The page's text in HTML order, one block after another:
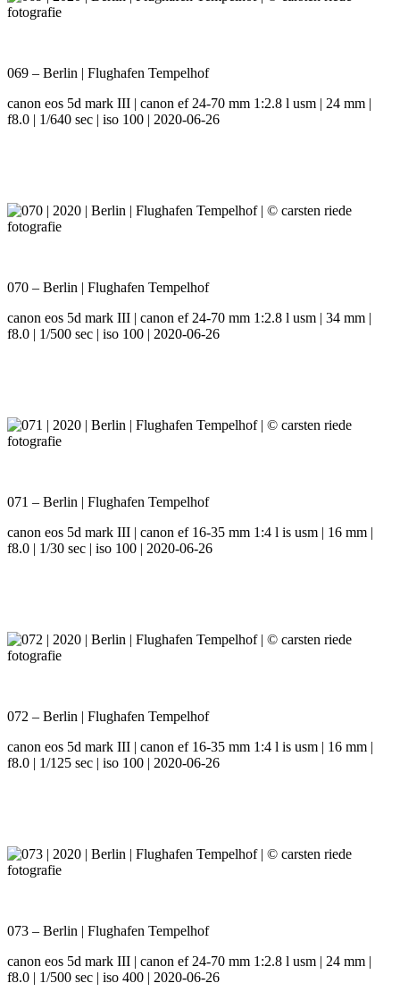
069 – Berlin | Flughafen Tempelhof
canon eos 5d mark III | canon ef 24-70 mm 1:2.8 l usm | 24 mm |
f8.0 | 1/640 sec | iso 100 | 2020-06-26
070 – Berlin | Flughafen Tempelhof
canon eos 5d mark III | canon ef 24-70 mm 1:2.8 l usm | 34 mm |
f8.0 | 1/500 sec | iso 100 | 2020-06-26
071 – Berlin | Flughafen Tempelhof
canon eos 5d mark III | canon ef 16-35 mm 1:4 l is usm | 16 mm |
f8.0 | 1/30 sec | iso 100 | 2020-06-26
072 – Berlin | Flughafen Tempelhof
canon eos 5d mark III | canon ef 16-35 mm 1:4 l is usm | 16 mm |
f8.0 | 1/125 sec | iso 100 | 2020-06-26
073 – Berlin | Flughafen Tempelhof
canon eos 5d mark III | canon ef 24-70 mm 1:2.8 l usm | 24 mm |
f8.0 | 1/500 sec | iso 400 | 2020-06-26